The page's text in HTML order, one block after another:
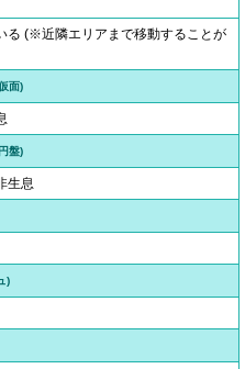
る (※近隣エリアまで移動することが
面)
盤)
生息
)